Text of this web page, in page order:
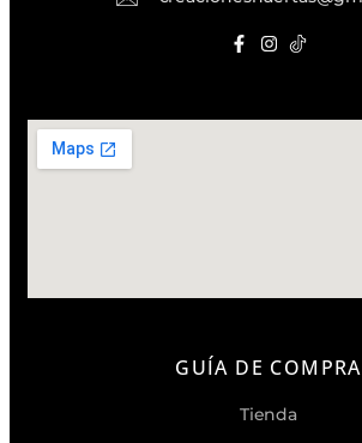
GUÍA DE COMPRA
Tienda